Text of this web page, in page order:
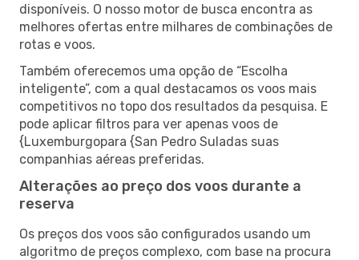
disponíveis. O nosso motor de busca encontra as
melhores ofertas entre milhares de combinações de
rotas e voos.
Também oferecemos uma opção de “Escolha
inteligente”, com a qual destacamos os voos mais
competitivos no topo dos resultados da pesquisa. E
pode aplicar filtros para ver apenas voos de
{Luxemburgopara {San Pedro Suladas suas
companhias aéreas preferidas.
Alterações ao preço dos voos durante a
reserva
Os preços dos voos são configurados usando um
algoritmo de preços complexo, com base na procura